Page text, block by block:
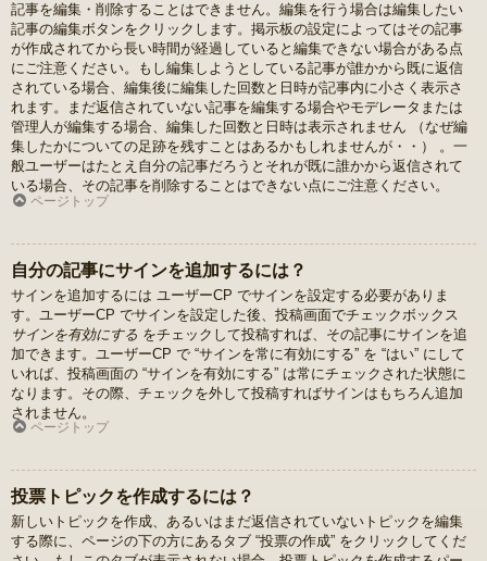
記事を編集・削除することはできません。編集を行う場合は編集したい
記事の編集ボタンをクリックします。掲示板の設定によってはその記事
が作成されてから長い時間が経過していると編集できない場合がある点
にご注意ください。もし編集しようとしている記事が誰かから既に返信
されている場合、編集後に編集した回数と日時が記事内に小さく表示さ
れます。まだ返信されていない記事を編集する場合やモデレータまたは
管理人が編集する場合、編集した回数と日時は表示されません （なぜ編
集したかについての足跡を残すことはあるかもしれませんが・・） 。一
般ユーザーはたとえ自分の記事だろうとそれが既に誰かから返信されて
いる場合、その記事を削除することはできない点にご注意ください。
ページトップ
自分の記事にサインを追加するには？
サインを追加するには ユーザーCP でサインを設定する必要がありま
す。ユーザーCP でサインを設定した後、投稿画面でチェックボックス
サインを有効にする をチェックして投稿すれば、その記事にサインを追
加できます。ユーザーCP で “サインを常に有効にする” を “はい” にして
いれば、投稿画面の “サインを有効にする” は常にチェックされた状態に
なります。その際、チェックを外して投稿すればサインはもちろん追加
されません。
ページトップ
投票トピックを作成するには？
新しいトピックを作成、あるいはまだ返信されていないトピックを編集
する際に、ページの下の方にあるタブ “投票の作成” をクリックしてくだ